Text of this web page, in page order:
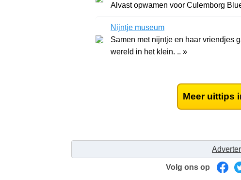
Alvast opwamen voor Culemborg
Nijntje museum
Samen met nijntje en haar vriendjes
wereld in het klein. .. »
Meer uittips
Volg ons op